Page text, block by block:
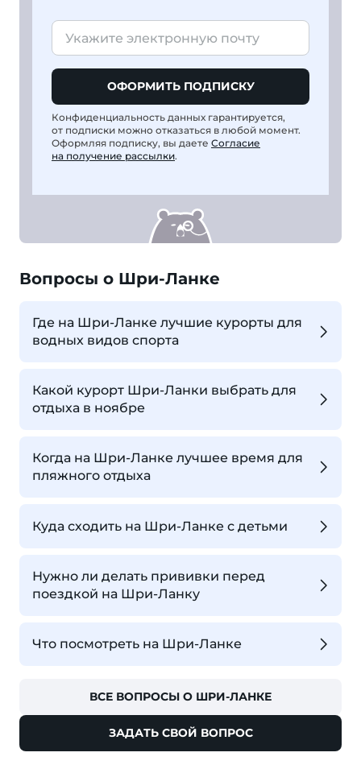
ОФОРМИТЬ ПОДПИСКУ
Конфиденциальность данных гарантируется,
от подписки можно отказаться в любой момент.
Оформляя подписку, вы даете Согласие
на получение рассылки.
Вопросы о Шри-Ланке
Где на Шри-Ланке лучшие курорты для
водных видов спорта
Какой курорт Шри-Ланки выбрать для
отдыха в ноябре
Когда на Шри-Ланке лучшее время для
пляжного отдыха
Куда сходить на Шри-Ланке с детьми
Нужно ли делать прививки перед
поездкой на Шри-Ланку
Что посмотреть на Шри-Ланке
ВСЕ ВОПРОСЫ О ШРИ-ЛАНКЕ
ЗАДАТЬ СВОЙ ВОПРОС